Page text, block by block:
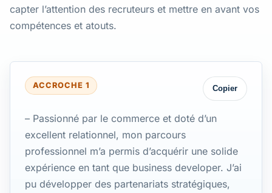
capter l’attention des recruteurs et mettre en avant vos
compétences et atouts.
ACCROCHE 1 Copier
– Passionné par le commerce et doté d’un
excellent relationnel, mon parcours
professionnel m’a permis d’acquérir une solide
expérience en tant que business developer. J’ai
pu développer des partenariats stratégiques,